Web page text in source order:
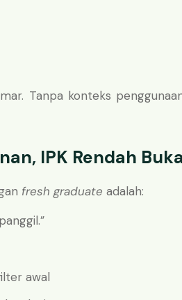
Tanpa konteks
IPK Rendah
fresh graduate adalah:
awal